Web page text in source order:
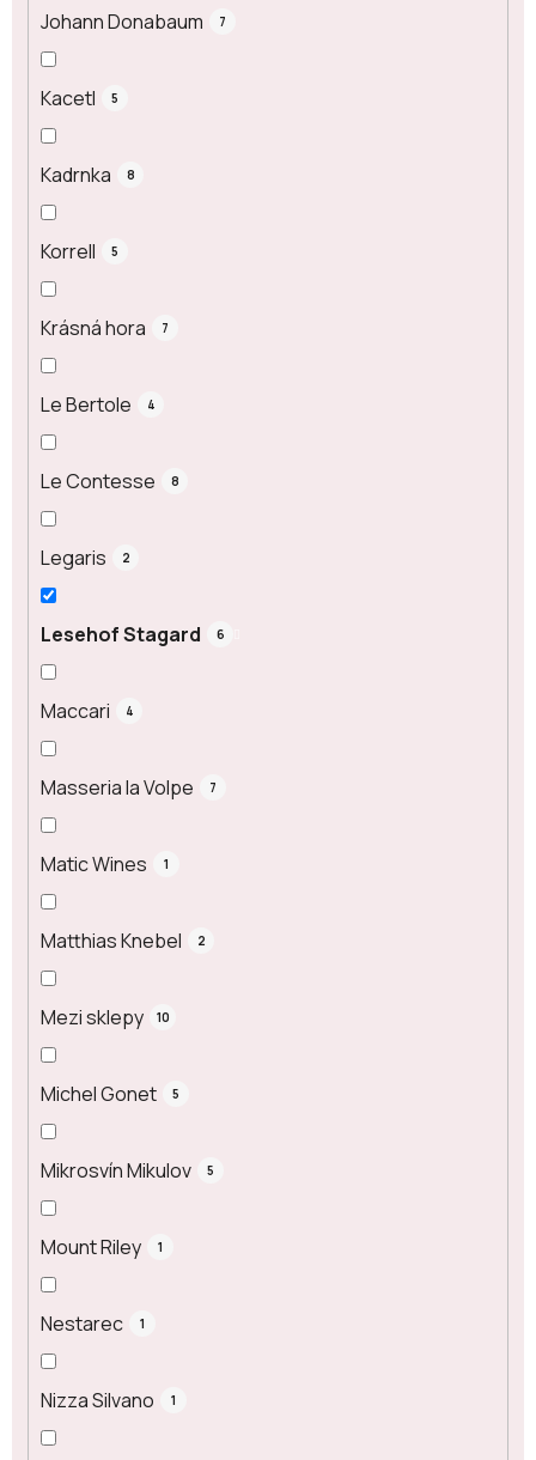
Johann Donabaum 7
Kacetl 5
Kadrnka 8
Korrell 5
Krásná hora 7
Le Bertole 4
Le Contesse 8
Legaris 2
Lesehof Stagard 6
Maccari 4
Masseria la Volpe 7
Matic Wines 1
Matthias Knebel 2
Mezi sklepy 10
Michel Gonet 5
Mikrosvín Mikulov 5
Mount Riley 1
Nestarec 1
Nizza Silvano 1